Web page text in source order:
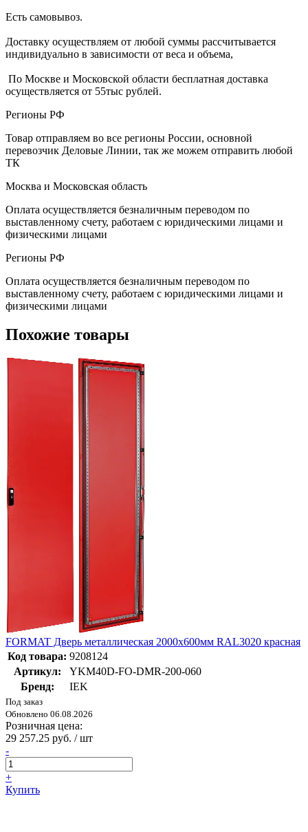
Есть самовывоз.
Доставку осуществляем от любой суммы рассчитывается
индивидуально в зависимости от веса и объема,
По Москве и Московской области бесплатная доставка
осуществляется от 55тыс рублей.
Регионы РФ
Товар отправляем во все регионы России, основной
перевозчик Деловые Линии, так же можем отправить любой
ТК
Москва и Московская область
Оплата осуществляется безналичным переводом по
выставленному счету, работаем с юридическими лицами и
физическими лицами
Регионы РФ
Оплата осуществляется безналичным переводом по
выставленному счету, работаем с юридическими лицами и
физическими лицами
Похожие товары
FORMAT Дверь металлическая 2000х600мм RAL3020 красная
Код товара: 9208124
Артикул:
YKM40D-FO-DMR-200-060
Бренд:
IEK
Под заказ
Обновлено 06.08.2026
Розничная цена:
29 257.25 руб. / шт
-
+
Купить